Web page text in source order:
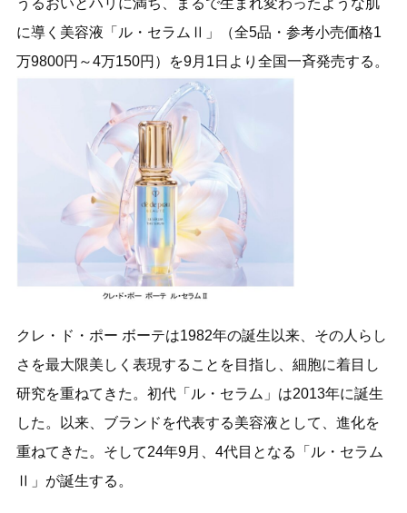
うるおいとハリに満ち、まるで生まれ変わったような肌
に導く美容液「ル・セラムⅡ」（全5品・参考小売価格1
万9800円～4万150円）を9月1日より全国一斉発売する。
クレ・ド・ポー ボーテは1982年の誕生以来、その人らし
さを最大限美しく表現することを目指し、細胞に着目し
研究を重ねてきた。初代「ル・セラム」は2013年に誕生
した。以来、ブランドを代表する美容液として、進化を
重ねてきた。そして24年9月、4代目となる「ル・セラム
Ⅱ」が誕生する。